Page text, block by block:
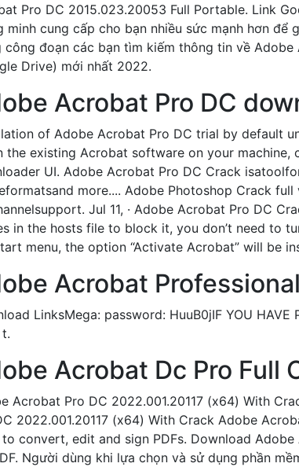
Pro DC 2015.023.20053 Full Portable. Link
minh cung cấp cho bạn nhiều sức mạnh hơn
công đoạn các bạn tìm kiếm thông tin về
Drive) mới nhất 2022.
Acrobat Pro DC
of Adobe Acrobat Pro DC trial by default
the existing Acrobat software on your
UI. Adobe Acrobat Pro DC Crack
more.... Adobe Photoshop Crack
Jul 11, · Adobe Acrobat Pro DC
in the hosts file to block it, you don’t need to
menu, the option “Activate Acrobat” will be
Acrobat
LinksMega: password: HuuB0jIF YOU HAVE
Acrobat Dc Pro Full
Acrobat Pro DC 2022.001.20117 (x64) With
2022.001.20117 (x64) With Crack Adobe
to convert, edit and sign PDFs. Download
Người dùng khi lựa chọn và sử dụng phần